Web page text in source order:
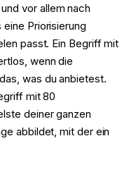
vor allem nach
Priorisierung
passt. Ein Begriff mit
wenn die
was du anbietest.
mit 80
deiner ganzen
abbildet, mit der ein